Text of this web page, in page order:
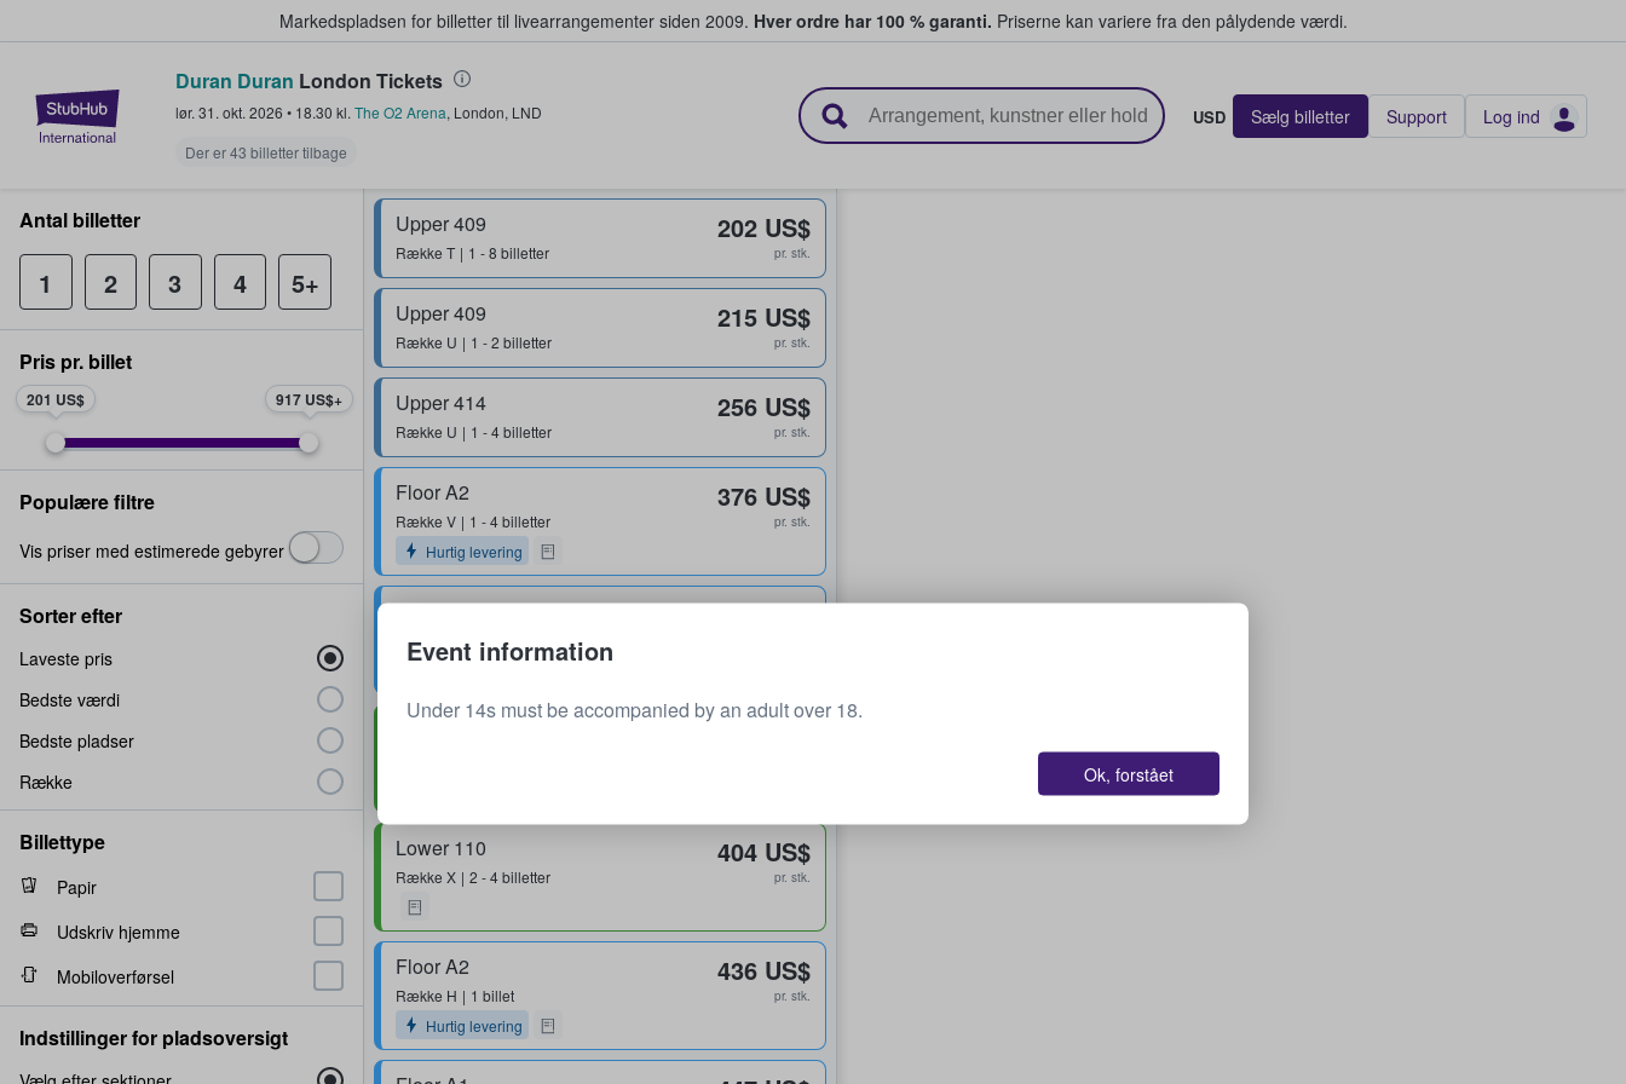
Markedspladsen for billetter til livearrangementer siden 2009. Hver ordre har 100 % garanti. Priserne kan variere fra den pålydende værdi.
StubHub - Hvor fans køber og sælger billetter
Duran Duran London Tickets
lør. 31. okt. 2026 • 18.30 kl. The O2 Arena, London, LND
Der er 43 billetter tilbage
USD Sælg billetter Support Log ind
Upper 409
Række T 1 - 8 billetter
202 US$
pr. stk.
Upper 409
Række U 1 - 2 billetter
215 US$
pr. stk.
Upper 414
Række U 1 - 4 billetter
256 US$
pr. stk.
Floor A2
Række V
1 - 4 billetter
Hurtig levering
376 US$
pr. stk.
Floor A1
Række 2 billetter
390 US$
Lower 110
Række X 2 - 4 billetter
404 US$
pr. stk.
Floor A2
Række H
1 billet
Hurtig levering
436 US$
pr. stk.
Antal billetter
1 2 3 4 5+
Pris pr. billet
201 US$ 917 US$
Populære filtre
Vis priser med estimerede gebyrer
Sorter efter
Laveste pris
Bedste værdi
Bedste pladser
Række
Billettype
Papir
Udskriv hjemme
Mobiloverførsel
Indstillinger for pladsoversigt
Event information
Under 14s must be accompanied by an adult over 18.
Ok, forstået